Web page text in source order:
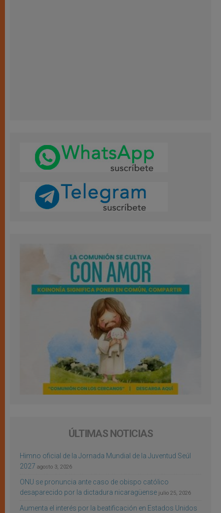
ÚLTIMAS NOTICIAS
Himno oficial de la Jornada Mundial de la Juventud Seúl
2027 agosto 3, 2026
ONU se pronuncia ante caso de obispo católico
desaparecido por la dictadura nicaragüense julio 25, 2026
Aumenta el interés por la beatificación en Estados Unidos